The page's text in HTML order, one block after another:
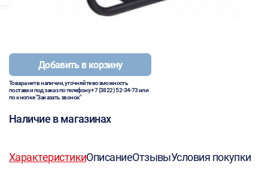
Добавить в корзину
Товара нет в наличии, уточняйте возможность
поставки под заказ по телефону+7 (3822) 52-34-73или
по кнопке "Заказать звонок"
Наличие в магазинах
ХарактеристикиОписаниеОтзывыУсловия покупки